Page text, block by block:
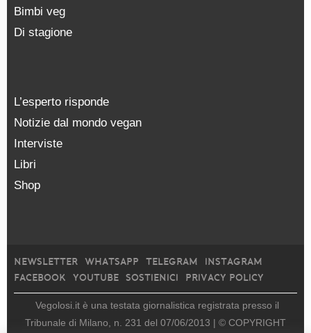
Bimbi veg
Di stagione
L’esperto risponde
Notizie dal mondo vegan
Interviste
Libri
Shop
NEWSLETTER WHATSAPP TELEGRAM
INSTAGRAM
FACEBOOK
YOUTUBE SOSTIENICI PRIVACY POLICY
Vegolosi.it è una testata giornalistica registrata presso il
Tribunale di Milano, n. 231 del 07/06/2013 | © COPYRIGHT